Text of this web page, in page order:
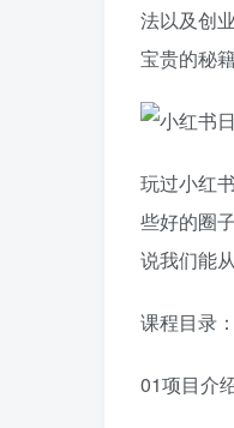
法以及创
宝贵的秘
玩过小红
些好的圈
说我们能
课程目录：
01项目介